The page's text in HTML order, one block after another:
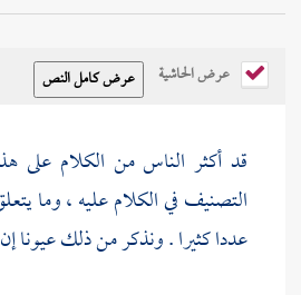
عرض الحاشية
قد أكثر الناس من الكلام على
التصنيف في الكلام عليه ، وما
عددا كثيرا . ونذكر من ذلك عيونا